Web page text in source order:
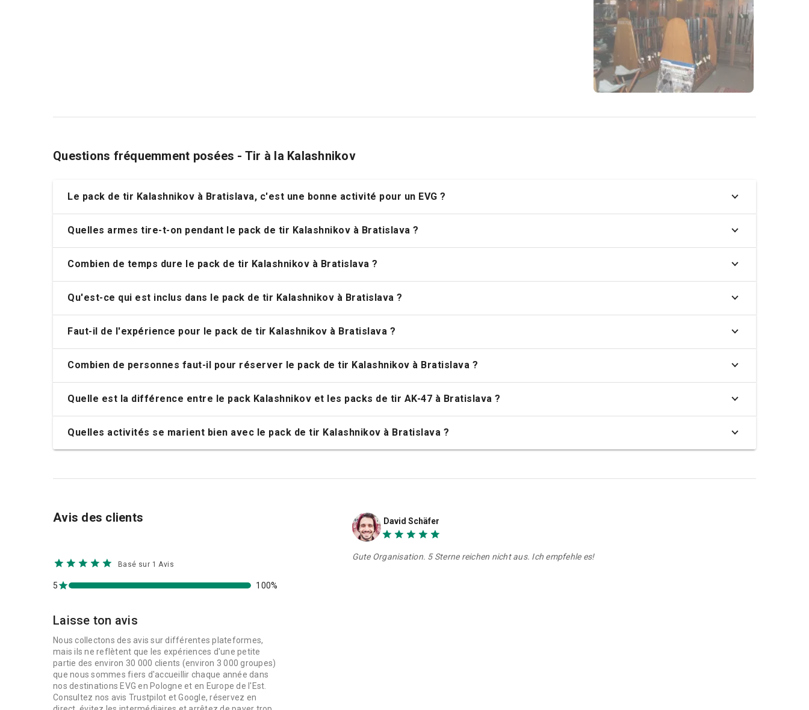
Questions fréquemment posées - Tir à la Kalashnikov
Le pack de tir Kalashnikov à Bratislava, c'est une bonne activité pour un EVG ?
Quelles armes tire-t-on pendant le pack de tir Kalashnikov à Bratislava ?
Combien de temps dure le pack de tir Kalashnikov à Bratislava ?
Qu'est-ce qui est inclus dans le pack de tir Kalashnikov à Bratislava ?
Faut-il de l'expérience pour le pack de tir Kalashnikov à Bratislava ?
Quelles activités se marient bien avec le pack de tir Kalashnikov à Bratislava ?
Avis des clients
Basé sur 1 Avis
5 100%